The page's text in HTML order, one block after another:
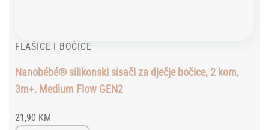
FLAŠICE I BOČICE
Nanobébé® silikonski sisači za dječje bočice, 2 kom,
3m+, Medium Flow GEN2
21,90 KM